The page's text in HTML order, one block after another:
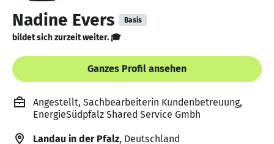
Nadine Evers Basis
bildet sich zurzeit weiter. 🎓
Ganzes Profil ansehen
Angestellt, Sachbearbeiterin Kundenbetreuung,
EnergieSüdpfalz Shared Service Gmbh
Landau in der Pfalz, Deutschland